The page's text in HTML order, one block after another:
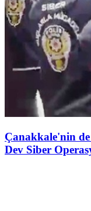
Çanakkale'nin
Dev Siber